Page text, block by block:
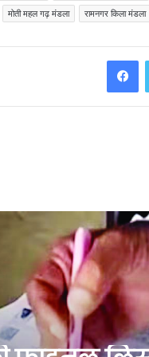
मोती महल गढ़ मंडला रामनगर किला मंडला